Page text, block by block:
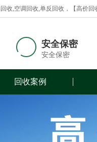
,空调回收,单反回收，【高价回
安全保密
安全保密
回收案例